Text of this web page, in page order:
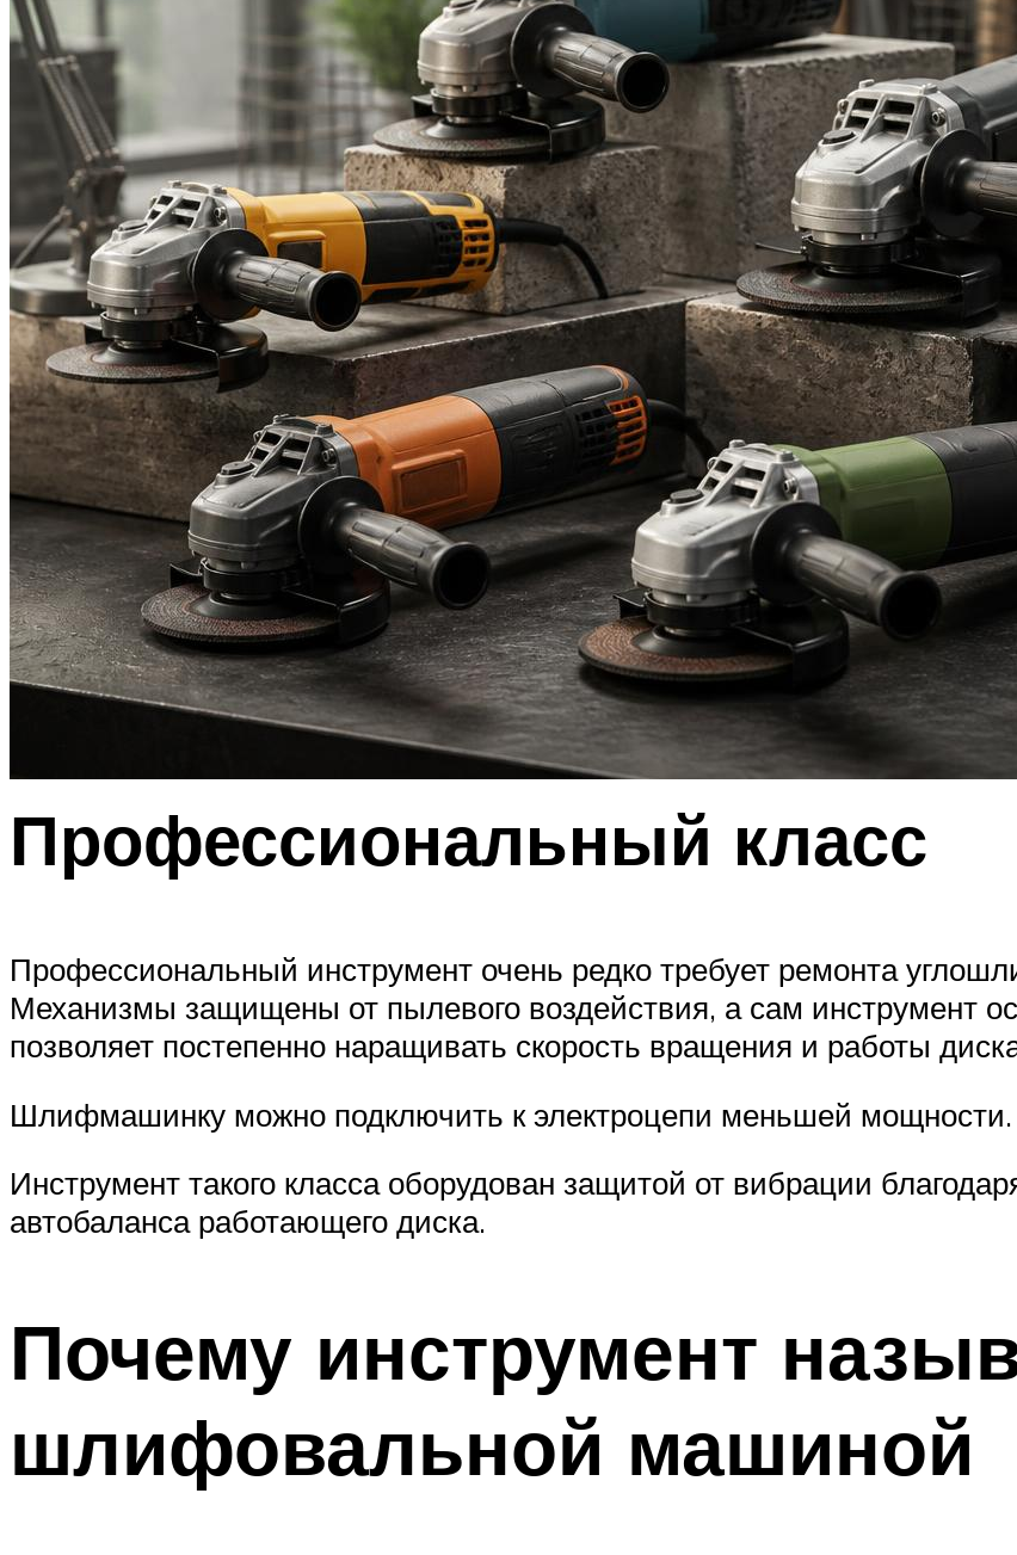
Профессиональный класс
Профессиональный инструмент очень редко требует ремонта
Механизмы защищены от пылевого воздействия, а сам инструмент
позволяет постепенно наращивать скорость вращения и работы
Шлифмашинку можно подключить к электроцепи меньшей мощности.
Инструмент такого класса оборудован защитой от вибрации
автобаланса работающего диска.
Почему инструмент
шлифовальной машиной